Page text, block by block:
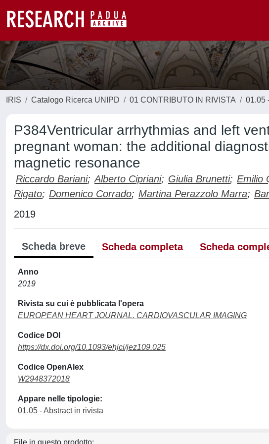
IRIS Catalogo Ricerca UNIPD 01 CONTRIBUTO IN RIVISTA 01.05
P384Ventricular arrhythmias and left
pregnant woman: the additional
magnetic resonance
Riccardo Bariani; Alberto Cipriani; Giulia Brunetti; Emilio
Rigato; Domenico Corrado; Martina Perazzolo Marra;
2019
Scheda breve Scheda completa Scheda
Anno
2019
Rivista su cui è pubblicata l'opera
EUROPEAN HEART JOURNAL. CARDIOVASCULAR IMAGING
Codice DOI
https://dx.doi.org/10.1093/ehjci/jez109.025
Codice OpenAlex
W2948372018
Appare nelle tipologie:
01.05 - Abstract in rivista
File in questo prodotto: